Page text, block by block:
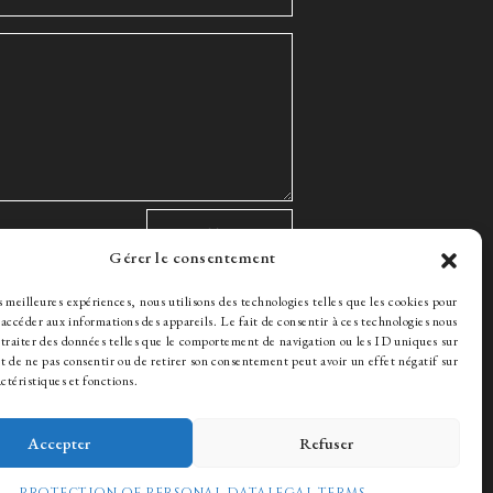
Gérer le consentement
expériences, nous utilisons des technologies telles que les cookies pour
aux informations des appareils. Le fait de consentir à ces technologies nous
des données telles que le comportement de navigation ou les ID uniques sur
de ne pas consentir ou de retirer son consentement peut avoir un effet négatif sur
et fonctions.
Accepter Refuser